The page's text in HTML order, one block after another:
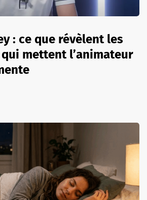
: ce que révèlent les
mettent l’animateur